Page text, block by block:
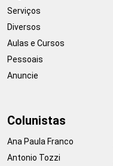
Serviços
Diversos
Aulas e Cursos
Pessoais
Anuncie
Colunistas
Ana Paula Franco
Antonio Tozzi